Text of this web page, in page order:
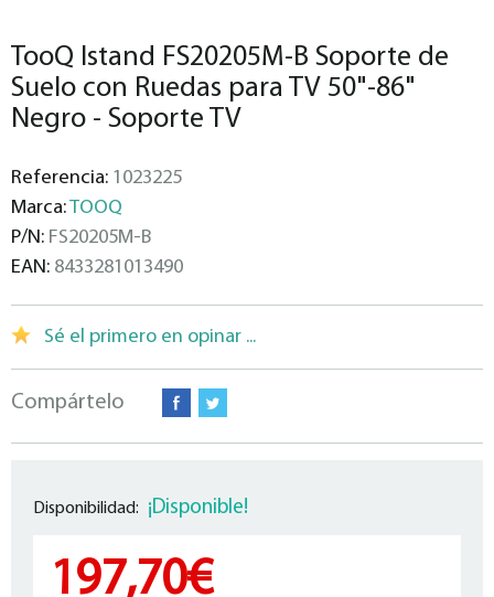
TooQ Istand FS20205M-B Soporte de
Suelo con Ruedas para TV 50"-86"
Negro - Soporte TV
Referencia: 1023225
Marca:TOOQ
P/N: FS20205M-B
EAN: 8433281013490
Sé el primero en opinar ...
Compártelo
Disponibilidad: ¡Disponible!
197,70€